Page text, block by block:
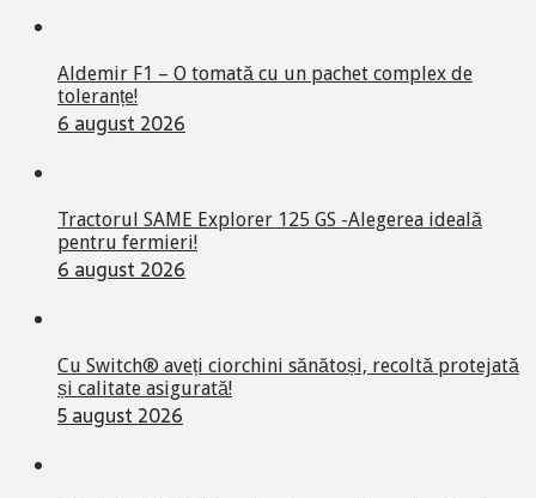
Aldemir F1 – O tomată cu un pachet complex de
toleranțe!
6 august 2026
Tractorul SAME Explorer 125 GS -Alegerea ideală
pentru fermieri!
6 august 2026
Cu Switch® aveți ciorchini sănătoși, recoltă protejată
și calitate asigurată!
5 august 2026